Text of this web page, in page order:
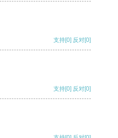
支持[0] 反对[0]
支持[0] 反对[0]